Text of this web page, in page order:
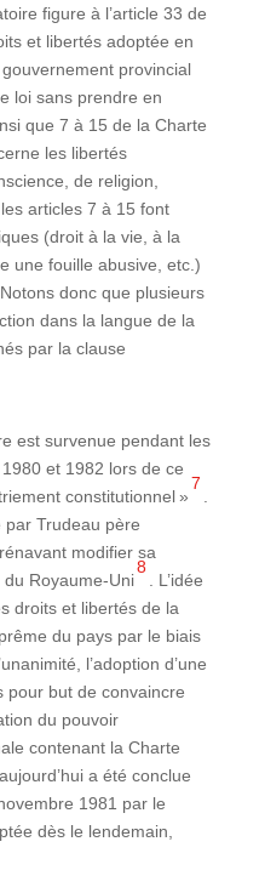
figure à l’article 33 de
et libertés adoptée en
gouvernement provincial
loi sans prendre en
que 7 à 15 de la Charte
les libertés
de religion,
articles 7 à 15 font
(droit à la vie, à la
une fouille abusive, etc.)
. Notons donc que plusieurs
dans la langue de la
par la clause
est survenue pendant les
et 1982 lors de ce
constitutionnel »
7
par Trudeau père
modifier sa
Royaume-Uni
8
. L’idée
droits et libertés de la
du pays par le biais
l’adoption d’une
pour but de convaincre
du pouvoir
contenant la Charte
a été conclue
1981 par le
dès le lendemain,